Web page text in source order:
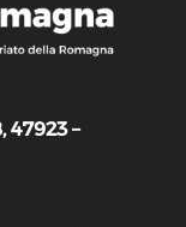
47923 –